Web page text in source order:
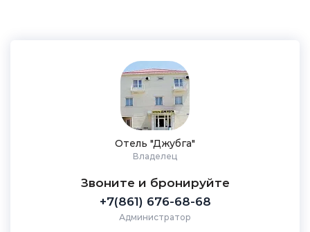
Отель "Джубга"
Владелец
Звоните и бронируйте
+7(861) 676-68-68
Администратор